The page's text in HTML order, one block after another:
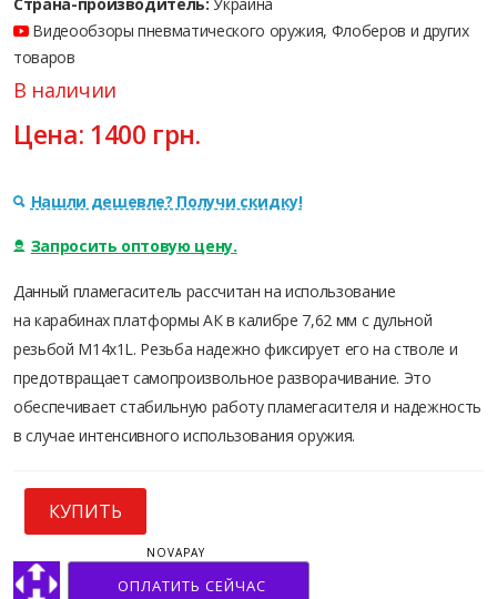
Страна-производитель: Украина
Видеообзоры пневматического оружия, Флоберов и других
товаров
В наличии
Цена: 1400 грн.
Нашли дешевле? Получи скидку!
Запросить оптовую цену.
Данный пламегаситель рассчитан на использование
на карабинах платформы АК в калибре 7,62 мм с дульной
резьбой М14х1L. Резьба надежно фиксирует его на стволе и
предотвращает самопроизвольное разворачивание. Это
обеспечивает стабильную работу пламегасителя и надежность
в случае интенсивного использования оружия.
КУПИТЬ
ОПЛАТИТЬ СЕЙЧАС
NOVAPAY